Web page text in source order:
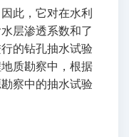
此，它对在水利
层渗透系数和了
的钻孔抽水试验
质勘察中，根据
察中的抽水试验